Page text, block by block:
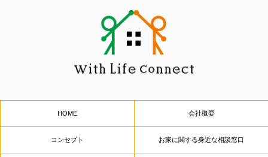
HOME 会社概要
コンセプト お家に関する身近な相談窓口